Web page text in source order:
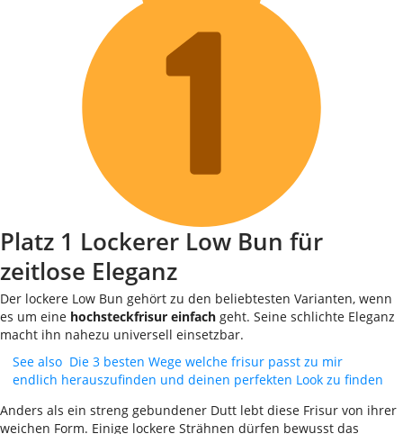
Platz 1 Lockerer Low Bun für
zeitlose Eleganz
Der lockere Low Bun gehört zu den beliebtesten Varianten, wenn
es um eine hochsteckfrisur einfach geht. Seine schlichte Eleganz
macht ihn nahezu universell einsetzbar.
See also Die 3 besten Wege welche frisur passt zu mir
endlich herauszufinden und deinen perfekten Look zu finden
Anders als ein streng gebundener Dutt lebt diese Frisur von ihrer
weichen Form. Einige lockere Strähnen dürfen bewusst das